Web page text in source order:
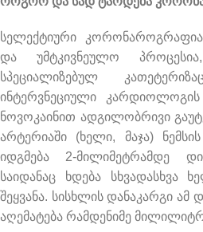
სელექტიური
და უმტკივნეულო
სპეციალიზებულ
ინტერვნეციული
ნოვოკაინით ადგილობრივი
არტერიაში (ხელი, მაჯა)
იდგმება 2-მილიმეტრამდე
საიდანაც ხდება სხვადასხვა
შეყვანა. სისხლის დანაკარგი
აღემატება რამდენიმე